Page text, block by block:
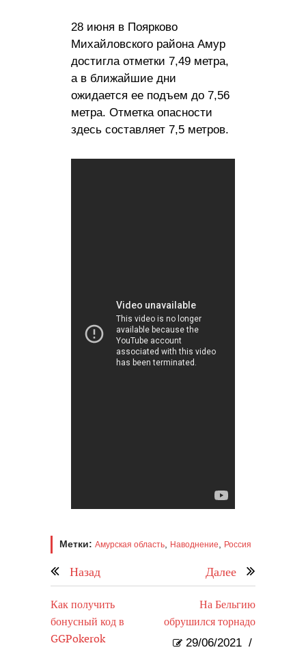
28 июня в Поярково
Михайловского района Амур
достигла отметки 7,49 метра,
а в ближайшие дни
ожидается ее подъем до 7,56
метра. Отметка опасности
здесь составляет 7,5 метров.
Метки: Амурская область Наводнение Россия
Назад Далее
Как получить
бонусный код в
GGPokerok
На Бельгию
обрушился торнадо
29/06/2021 /